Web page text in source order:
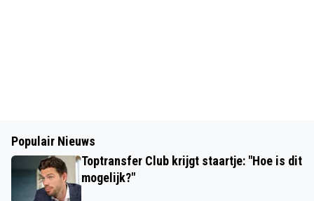
Populair Nieuws
Toptransfer Club krijgt staartje: "Hoe is dit
mogelijk?"